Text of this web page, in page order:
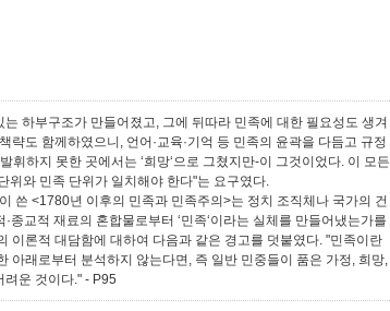
하부구조가 만들어졌고, 그에 뒤따라 민족에 대한 필요성도 생겨
도 함께하였으니, 언어·교육·기억 등 민족의 윤곽을 다듬고 규정
하지 못한 곳에서는 ‘희망‘으로 그쳤지만-이 그것이었다. 이 모든
위와 민족 단위가 일치해야 한다"는 요구였다.
쓴 <1780년 이후의 민족과 민족주의>는 정치 조직체나 국가의 건
교적 재료의 혼합물로부터 ‘민족‘이라는 실체를 만들어냈는가를
이론적 대담함에 대하여 다음과 같은 경고를 덧붙였다. "민족이란
아래로부터 분석하지 않는다면, 즉 일반 민중들이 품은 가정, 희망,
려운 것이다." - P95